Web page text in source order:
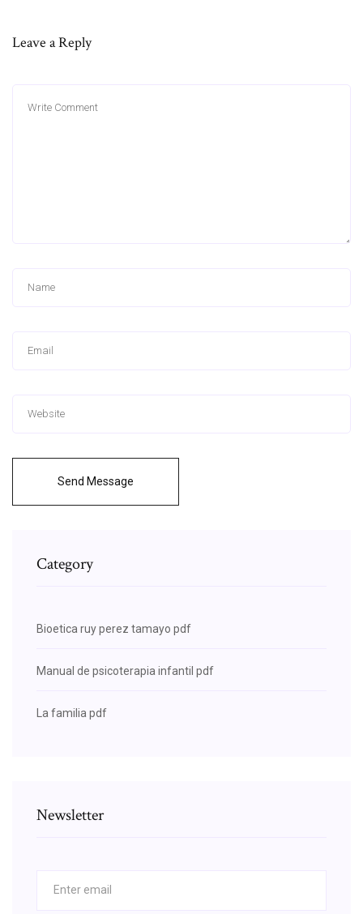
Leave a Reply
Send Message
Category
Bioetica ruy perez tamayo pdf
Manual de psicoterapia infantil pdf
La familia pdf
Newsletter